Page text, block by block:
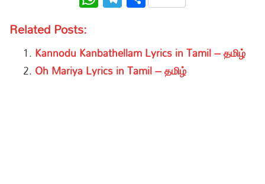
Related Posts:
Kannodu Kanbathellam Lyrics in Tamil – தமிழ்
Oh Mariya Lyrics in Tamil – தமிழ்